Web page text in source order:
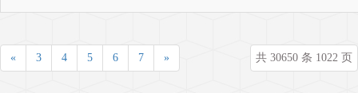
« 3 4 5 6 7 » 共 30650 条 1022 页